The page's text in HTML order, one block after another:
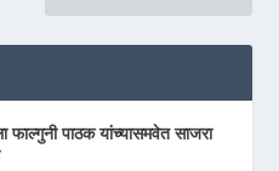
फाल्गुनी पाठक यांच्यासमवेत साजरा